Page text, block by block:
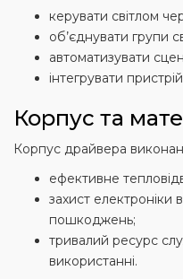
керувати світлом
об’єднувати групи
автоматизувати
інтегрувати
Корпус та
Корпус драйвера
ефективне
захист електроніки
пошкоджень;
тривалий ресурс
використанні.